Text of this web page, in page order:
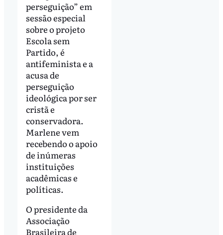
perseguição” em
sessão especial
sobre o projeto
Escola sem
Partido, é
antifeminista e a
acusa de
perseguição
ideológica por ser
cristã e
conservadora.
Marlene vem
recebendo o apoio
de inúmeras
instituições
acadêmicas e
políticas.
O presidente da
Associação
Brasileira de